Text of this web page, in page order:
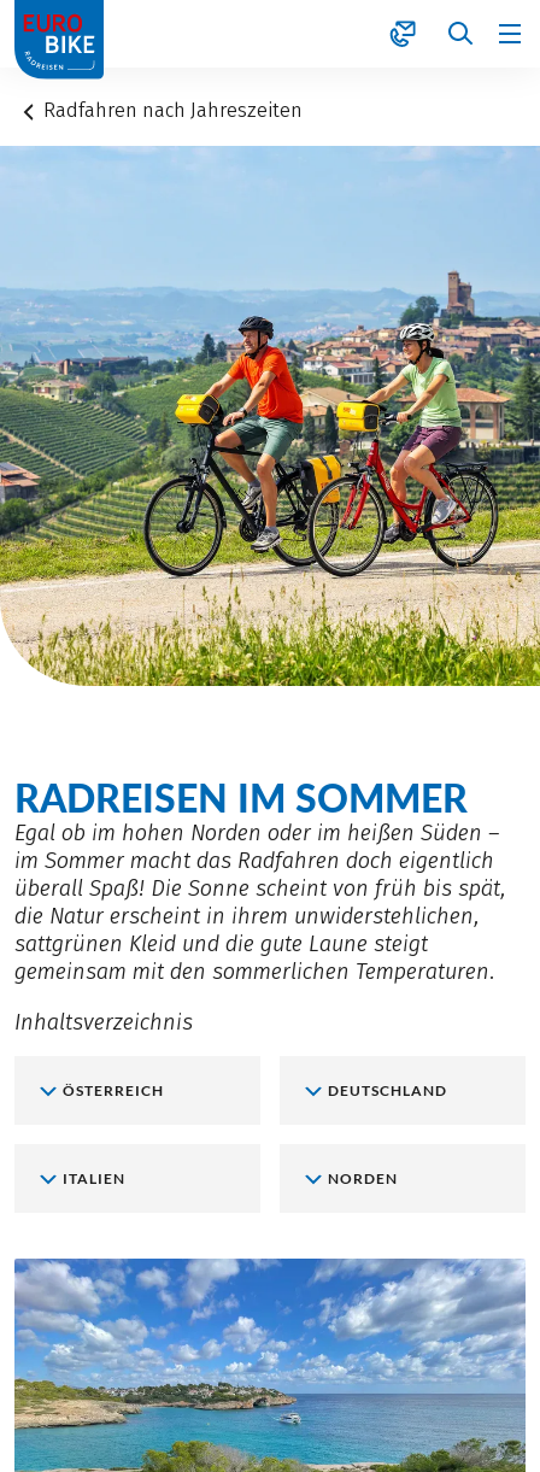
1
Radfahren nach Jahreszeiten
RADREISEN IM SOMMER
Egal ob im hohen Norden oder im heißen Süden –
im Sommer macht das Radfahren doch eigentlich
überall Spaß! Die Sonne scheint von früh bis spät,
die Natur erscheint in ihrem unwiderstehlichen,
sattgrünen Kleid und die gute Laune steigt
gemeinsam mit den sommerlichen Temperaturen.
Inhaltsverzeichnis
ÖSTERREICH DEUTSCHLAND
ITALIEN NORDEN